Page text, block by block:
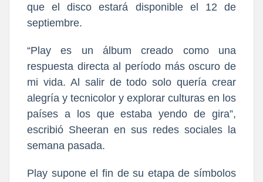
que el disco estará disponible el 12 de
septiembre.
“Play es un álbum creado como una
respuesta directa al período más oscuro de
mi vida. Al salir de todo solo quería crear
alegría y tecnicolor y explorar culturas en los
países a los que estaba yendo de gira”,
escribió Sheeran en sus redes sociales la
semana pasada.
Play supone el fin de su etapa de símbolos